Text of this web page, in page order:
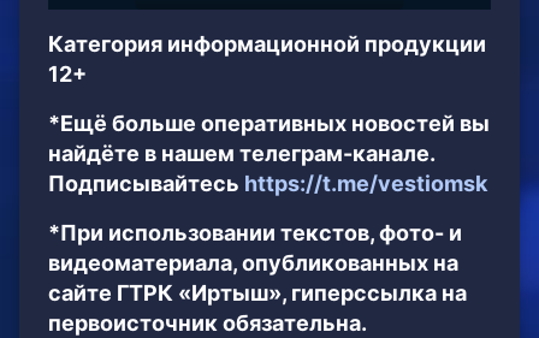
Категория информационной продукции
12+
*Ещё больше оперативных новостей вы
найдёте в нашем телеграм-канале.
Подписывайтесь https://t.me/vestiomsk
*При использовании текстов, фото- и
видеоматериала, опубликованных на
сайте ГТРК «Иртыш», гиперссылка на
первоисточник обязательна.